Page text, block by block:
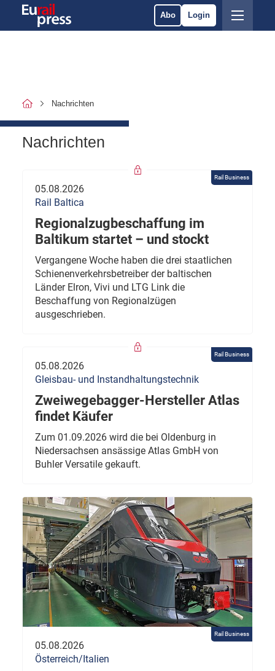
Abo Login
Nachrichten
Nachrichten
Rail Business
05.08.2026
Rail Baltica
Regionalzugbeschaffung im
Baltikum startet – und stockt
Vergangene Woche haben die drei staatlichen
Schienenverkehrsbetreiber der baltischen
Länder Elron, Vivi und LTG Link die
Beschaffung von Regionalzügen
ausgeschrieben.
Rail Business
05.08.2026
Gleisbau- und Instandhaltungstechnik
Zweiwegebagger-Hersteller Atlas
findet Käufer
Zum 01.09.2026 wird die bei Oldenburg in
Niedersachsen ansässige Atlas GmbH von
Buhler Versatile gekauft.
Rail Business
05.08.2026
Österreich/Italien